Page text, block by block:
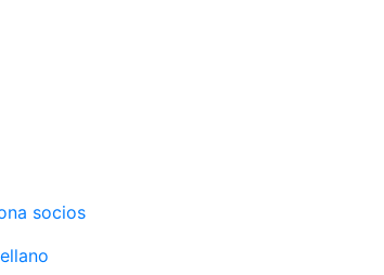
compte d'usuari
socios